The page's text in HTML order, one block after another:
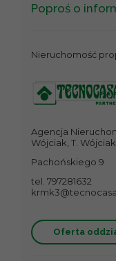
Poproś o
Nieruchomość
Agencja
Wójciak, T. Wójciak
Pachońskiego 9
tel. 797281632
Oferta